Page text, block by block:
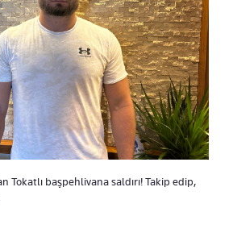
Tokatlı başpehlivana saldırı! Takip edip,